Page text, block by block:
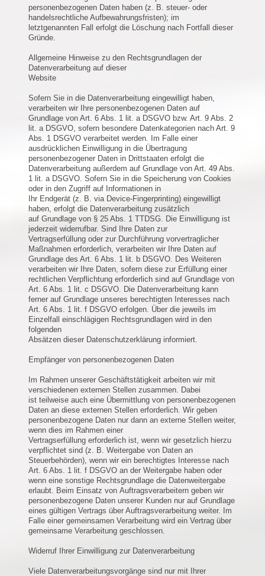
personenbezogenen Daten haben (z. B. steuer- oder
handelsrechtliche Aufbewahrungsfristen); im
letztgenannten Fall erfolgt die Löschung nach Fortfall dieser
Gründe.
Allgemeine Hinweise zu den Rechtsgrundlagen der
Datenverarbeitung auf dieser
Website
Sofern Sie in die Datenverarbeitung eingewilligt haben,
verarbeiten wir Ihre personenbezogenen Daten auf
Grundlage von Art. 6 Abs. 1 lit. a DSGVO bzw. Art. 9 Abs. 2
lit. a DSGVO, sofern besondere Datenkategorien nach Art. 9
Abs. 1 DSGVO verarbeitet werden. Im Falle einer
ausdrücklichen Einwilligung in die Übertragung
personenbezogener Daten in Drittstaaten erfolgt die
Datenverarbeitung außerdem auf Grundlage von Art. 49 Abs.
1 lit. a DSGVO. Sofern Sie in die Speicherung von Cookies
oder in den Zugriff auf Informationen in
Ihr Endgerät (z. B. via Device-Fingerprinting) eingewilligt
haben, erfolgt die Datenverarbeitung zusätzlich
auf Grundlage von § 25 Abs. 1 TTDSG. Die Einwilligung ist
jederzeit widerrufbar. Sind Ihre Daten zur
Vertragserfüllung oder zur Durchführung vorvertraglicher
Maßnahmen erforderlich, verarbeiten wir Ihre Daten auf
Grundlage des Art. 6 Abs. 1 lit. b DSGVO. Des Weiteren
verarbeiten wir Ihre Daten, sofern diese zur Erfüllung einer
rechtlichen Verpflichtung erforderlich sind auf Grundlage von
Art. 6 Abs. 1 lit. c DSGVO. Die Datenverarbeitung kann
ferner auf Grundlage unseres berechtigten Interesses nach
Art. 6 Abs. 1 lit. f DSGVO erfolgen. Über die jeweils im
Einzelfall einschlägigen Rechtsgrundlagen wird in den
folgenden
Absätzen dieser Datenschutzerklärung informiert.
Empfänger von personenbezogenen Daten
Im Rahmen unserer Geschäftstätigkeit arbeiten wir mit
verschiedenen externen Stellen zusammen. Dabei
ist teilweise auch eine Übermittlung von personenbezogenen
Daten an diese externen Stellen erforderlich. Wir geben
personenbezogene Daten nur dann an externe Stellen weiter,
wenn dies im Rahmen einer
Vertragserfüllung erforderlich ist, wenn wir gesetzlich hierzu
verpflichtet sind (z. B. Weitergabe von Daten an
Steuerbehörden), wenn wir ein berechtigtes Interesse nach
Art. 6 Abs. 1 lit. f DSGVO an der Weitergabe haben oder
wenn eine sonstige Rechtsgrundlage die Datenweitergabe
erlaubt. Beim Einsatz von Auftragsverarbeitern geben wir
personenbezogene Daten unserer Kunden nur auf Grundlage
eines gültigen Vertrags über Auftragsverarbeitung weiter. Im
Falle einer gemeinsamen Verarbeitung wird ein Vertrag über
gemeinsame Verarbeitung geschlossen.
Widerruf Ihrer Einwilligung zur Datenverarbeitung
Viele Datenverarbeitungsvorgänge sind nur mit Ihrer